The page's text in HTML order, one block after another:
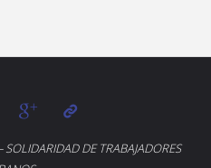
DE TRABAJADORES